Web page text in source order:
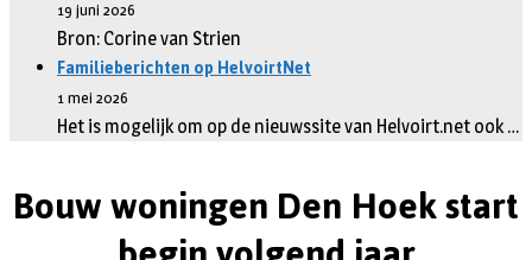
19 juni 2026
Bron: Corine van Strien
Familieberichten op HelvoirtNet
1 mei 2026
Het is mogelijk om op de nieuwssite van Helvoirt.net ook …
Bouw woningen Den Hoek start